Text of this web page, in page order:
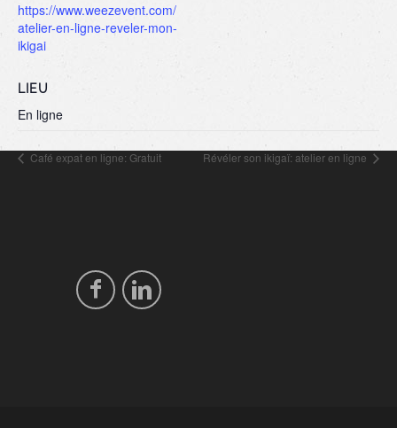
https://www.weezevent.com/
atelier-en-ligne-reveler-mon-
ikigai
LIEU
En ligne
Café expat en ligne: Gratuit Révéler son ikigaï: atelier en ligne